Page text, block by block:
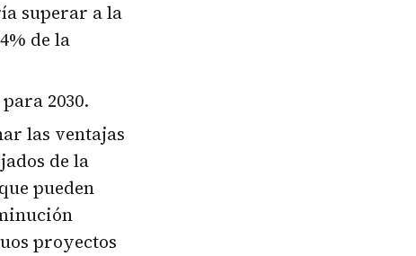
superar a la
de la
2030.
las ventajas
de la
pueden
proyectos